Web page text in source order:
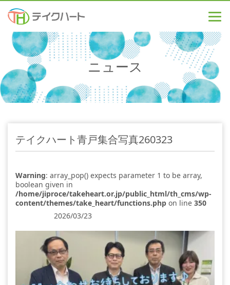
ニュース
テイクハート青戸集合写真260323
Warning: array_pop() expects parameter 1 to be array,
boolean given in
/home/jiproce/takeheart.or.jp/public_html/th_cms/wp-
content/themes/take_heart/functions.php on line 350
2026/03/23